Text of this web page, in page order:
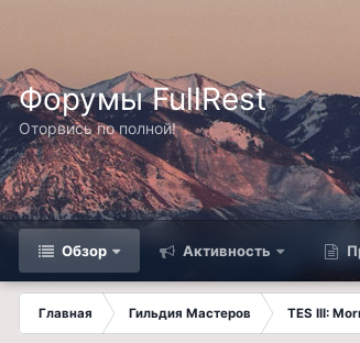
Форумы FullRest
Оторвись по полной!
Обзор Активность
Главная Гильдия Мастеров TES III: